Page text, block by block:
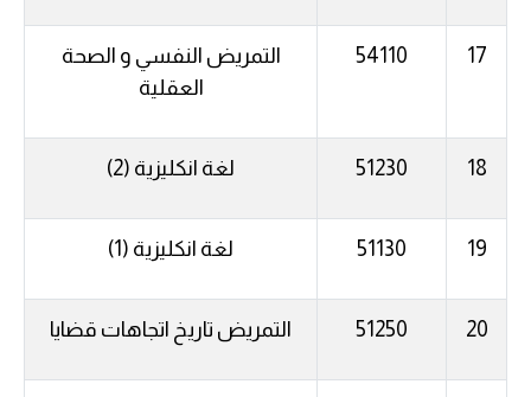
17
54110
التمريض النفسي و الصحة
العقلية
18
51230 لغة انكليزية (2)
19
51130 لغة انكليزية (1)
20
51250 التمريض تاريخ اتجاهات قضايا